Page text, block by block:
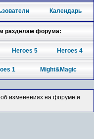
Календарь
разделам форума:
Heroes 5 Heroes 4
1 Might&Magic
изменениях на форуме и